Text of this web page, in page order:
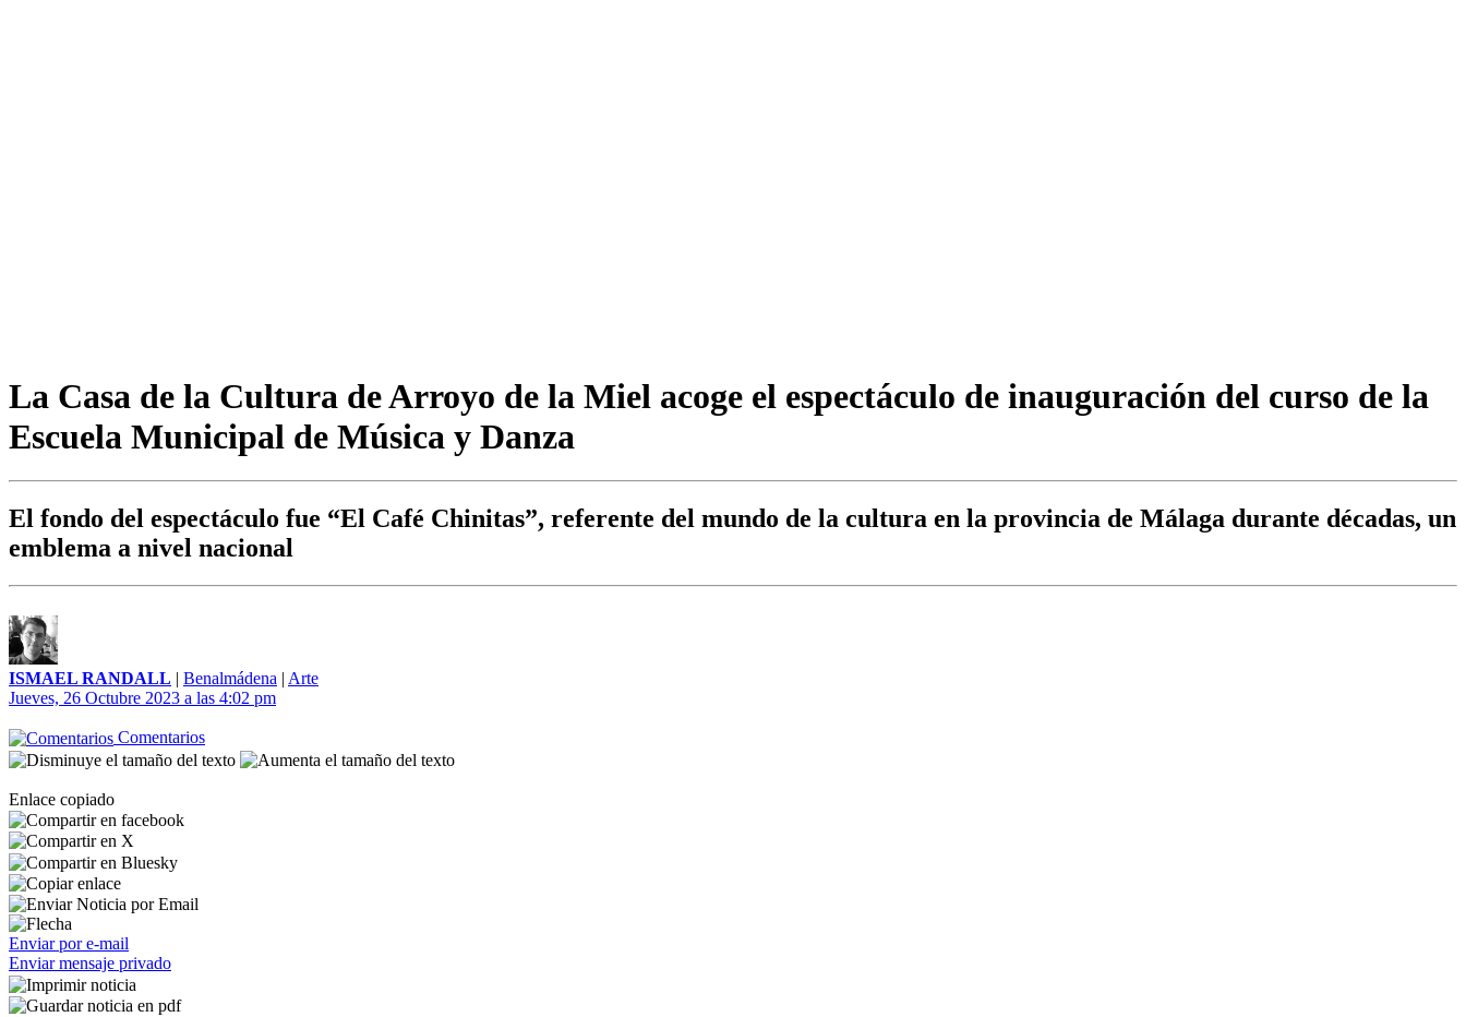
La Casa de la Cultura de Arroyo de la Miel acoge el espectáculo de inauguración del curso de la
Escuela Municipal de Música y Danza
El fondo del espectáculo fue “El Café Chinitas”, referente del mundo de la cultura en la provincia de Málaga durante décadas, un
emblema a nivel nacional
ISMAEL RANDALL | Benalmádena | Arte
Jueves, 26 Octubre 2023 a las 4:02 pm
Comentarios
Enlace copiado
Enviar por e-mail
Enviar mensaje privado